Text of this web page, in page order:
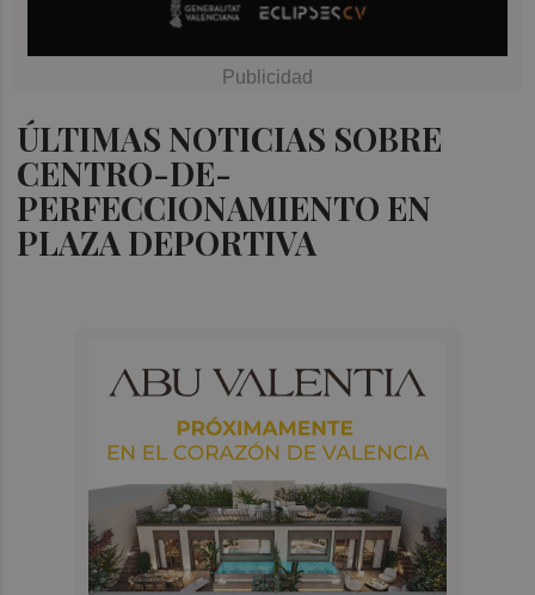
ÚLTIMAS NOTICIAS SOBRE
CENTRO-DE-
PERFECCIONAMIENTO EN
PLAZA DEPORTIVA